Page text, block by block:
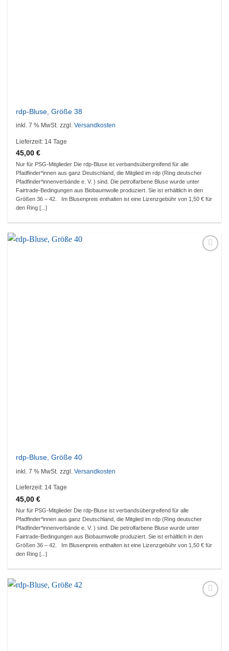
rdp-Bluse, Größe 38
inkl. 7 % MwSt. zzgl.Versandkosten
Lieferzeit: 14 Tage
45,00€
Nur für PSG-Mitglieder Die rdp-Bluse ist verbandsübergreifend für alle
Pfadfinder*innen aus ganz Deutschland, die Mitglied im rdp (Ring deutscher
Pfadfinder*innenverbände e. V. ) sind. Die petrolfarbene Bluse wurde unter
Fairtrade-Bedingungen aus Biobaumwolle produziert. Sie ist erhältlich in den
Größen 36 – 42. Im Blusenpreis enthalten ist eine Lizenzgebühr von 1,50 € für
den Ring [...]
rdp-Bluse, Größe 40
inkl. 7 % MwSt. zzgl.Versandkosten
Lieferzeit: 14 Tage
45,00€
Nur für PSG-Mitglieder Die rdp-Bluse ist verbandsübergreifend für alle
Pfadfinder*innen aus ganz Deutschland, die Mitglied im rdp (Ring deutscher
Pfadfinder*innenverbände e. V. ) sind. Die petrolfarbene Bluse wurde unter
Fairtrade-Bedingungen aus Biobaumwolle produziert. Sie ist erhältlich in den
Größen 36 – 42. Im Blusenpreis enthalten ist eine Lizenzgebühr von 1,50 € für
den Ring [...]